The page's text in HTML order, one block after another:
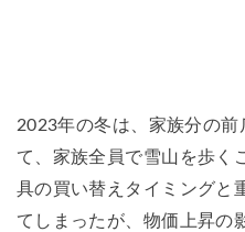
2023年の冬は、家族分の前
て、家族全員で雪山を歩く
具の買い替えタイミングと
てしまったが、物価上昇の